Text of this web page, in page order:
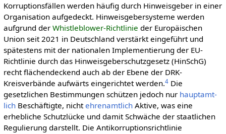
Korruptionsfällen werden häufig durch Hinweisgeber in einer
Organisation aufgedeckt. Hinweisgebersysteme werden
aufgrund der Whistleblower-Richtlinie der Europäischen
Union seit 2021 in Deutschland verstärkt eingeführt und
spätestens mit der nationalen Implementierung der EU-
Richtlinie durch das Hinweisgeberschutzgesetz (HinSchG)
recht flächendeckend auch ab der Ebene der DRK-
Kreisverbände aufwärts eingerichtet werden.4Die
gesetzlichen Bestimmungen schützen jedoch nur haupt­amt­
lichBeschäftigte, nichtehren­amtlichAktive, was eine
erhebliche Schutzlücke und damit Schwäche der staatlichen
Regulierung darstellt. Die Antikorruptionsrichtlinie